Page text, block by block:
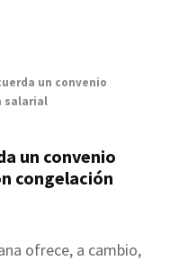
un convenio
salarial
un convenio
congelación
ofrece, a cambio,